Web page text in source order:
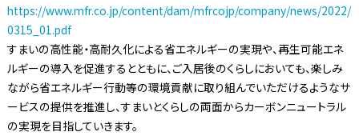
https://www.mfr.co.jp/content/dam/mfrcojp/company/news/2022/
0315_01.pdf
すまいの高性能・高耐久化による省エネルギーの実現や、再生可能エネ
ルギーの導入を促進するとともに、ご入居後のくらしにおいても、楽しみ
ながら省エネルギー行動等の環境貢献に取り組んでいただけるようなサ
ービスの提供を推進し、すまいとくらしの両面からカーボンニュートラル
の実現を目指していきます。